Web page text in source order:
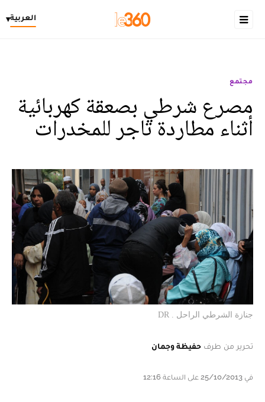
العربية▾
مجتمع
مصرع شرطي بصعقة كهربائية
أثناء مطاردة تاجر للمخدرات
جنازة الشرطي الراحل . DR
تحرير من طرف حفيظة وجمان
في 25/10/2013 على الساعة 12:16